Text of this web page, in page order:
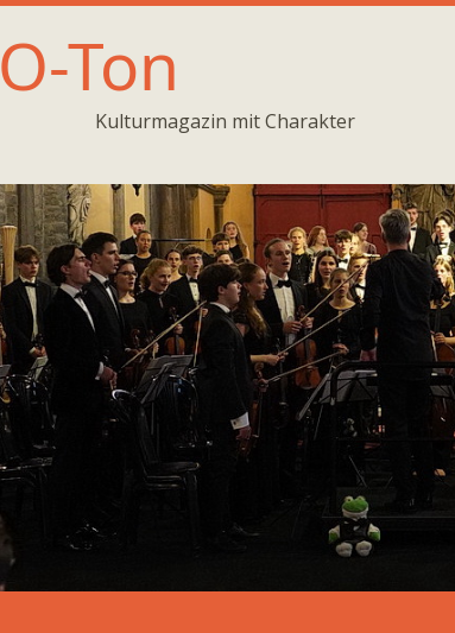
O-Ton
Kulturmagazin mit Charakter